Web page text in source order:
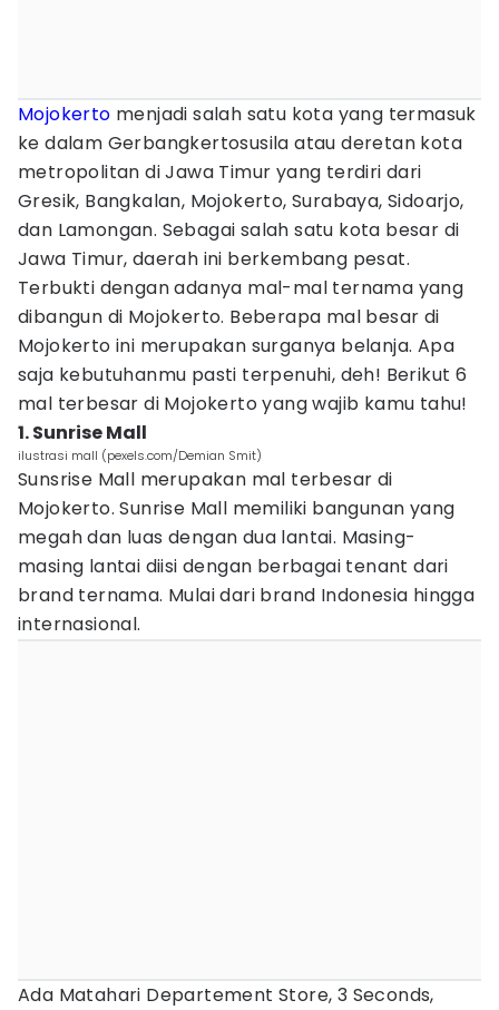
Mojokerto menjadi salah satu kota yang termasuk
ke dalam Gerbangkertosusila atau deretan kota
metropolitan di Jawa Timur yang terdiri dari
Gresik, Bangkalan, Mojokerto, Surabaya, Sidoarjo,
dan Lamongan. Sebagai salah satu kota besar di
Jawa Timur, daerah ini berkembang pesat.
Terbukti dengan adanya mal-mal ternama yang
dibangun di Mojokerto. Beberapa mal besar di
Mojokerto ini merupakan surganya belanja. Apa
saja kebutuhanmu pasti terpenuhi, deh! Berikut 6
mal terbesar di Mojokerto yang wajib kamu tahu!
1. Sunrise Mall
ilustrasi mall (pexels.com/Demian Smit)
Sunsrise Mall merupakan mal terbesar di
Mojokerto. Sunrise Mall memiliki bangunan yang
megah dan luas dengan dua lantai. Masing-
masing lantai diisi dengan berbagai tenant dari
brand ternama. Mulai dari brand Indonesia hingga
internasional.
Ada Matahari Departement Store, 3 Seconds,